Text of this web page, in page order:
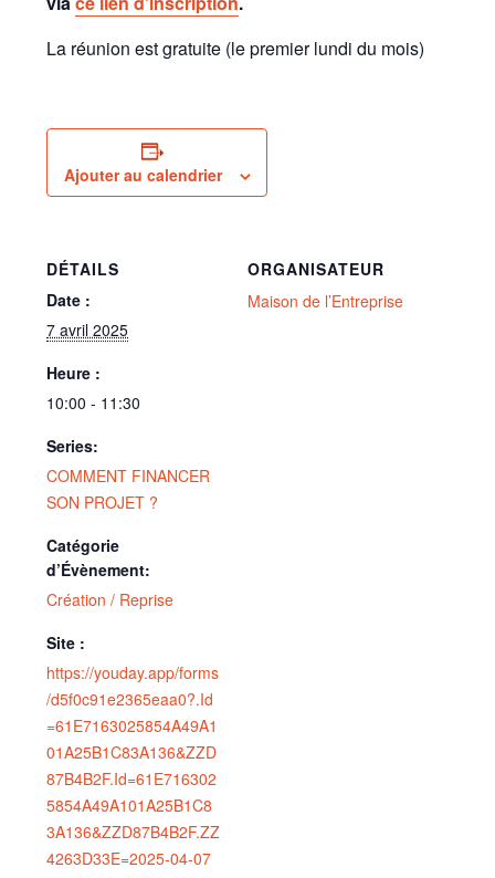
La réunion est gratuite (le premier lundi du mois)
Ajouter au calendrier
DÉTAILS
Date :
7 avril 2025
Heure :
10:00 - 11:30
Series:
COMMENT FINANCER
SON PROJET ?
Catégorie
d’Évènement:
Création / Reprise
Site :
https://youday.app/forms
/d5f0c91e2365eaa0?.Id
=61E7163025854A49A1
01A25B1C83A136&ZZD
87B4B2F.Id=61E716302
5854A49A101A25B1C8
3A136&ZZD87B4B2F.ZZ
4263D33E=2025-04-07
ORGANISATEUR
Maison de l’Entreprise